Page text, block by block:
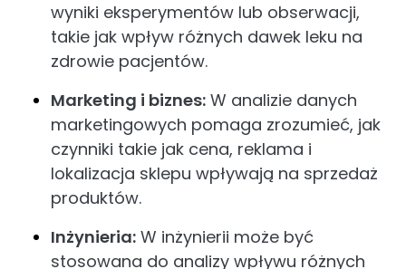
wyniki eksperymentów lub obserwacji,
takie jak wpływ różnych dawek leku na
zdrowie pacjentów.
Marketing i biznes: W analizie danych
marketingowych pomaga zrozumieć, jak
czynniki takie jak cena, reklama i
lokalizacja sklepu wpływają na sprzedaż
produktów.
Inżynieria: W inżynierii może być
stosowana do analizy wpływu różnych